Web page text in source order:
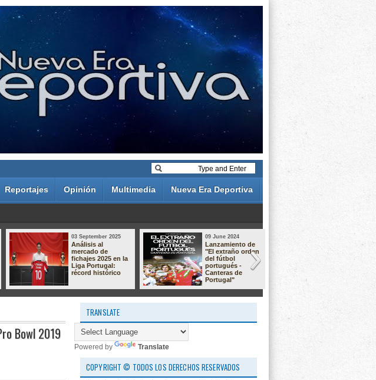
Reportajes Opinión Multimedia Nueva Era Deportiva
03 September 2025
Análisis al
mercado de
fichajes 2025 en la
Liga Portugal:
récord histórico
09 June 2024
Lanzamiento de
"El extraño orden
del fútbol
portugués -
Canteras de
Portugal"
19 May 2024
Análisis de
Liga
23/24:
Bowl 2019
TRANSLATE
Powered by Translate
COPYRIGHT © TODOS LOS DERECHOS RESERVADOS